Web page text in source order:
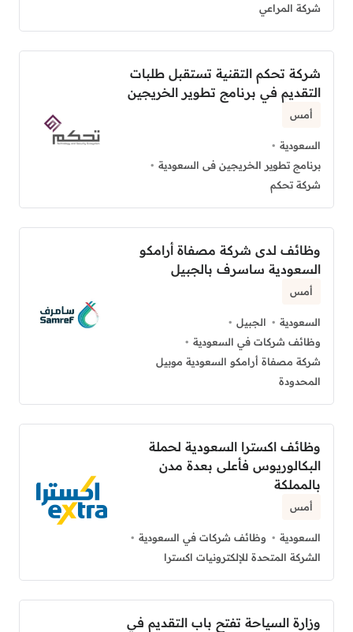
شركة المراعي
شركة تحكم التقنية تستقبل طلبات
التقديم في برنامج تطوير الخريجين
أمس
السعودية
برنامج تطوير الخريجين فى السعودية
شركة تحكم
وظائف لدى شركة مصفاة أرامكو
السعودية ساسرف بالجبيل
أمس
السعودية
الجبيل
وظائف شركات في السعودية
شركة مصفاة أرامكو السعودية موبيل
المحدودة
وظائف اكسترا السعودية لحملة
البكالوريوس فأعلى بعدة مدن
بالمملكة
أمس
السعودية
وظائف شركات في السعودية
الشركة المتحدة للإلكترونيات اكسترا
وزارة السياحة تفتح باب التقديم في